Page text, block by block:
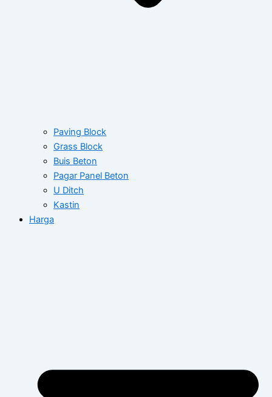
Paving Block
Grass Block
Buis Beton
Pagar Panel Beton
U Ditch
Kastin
Harga